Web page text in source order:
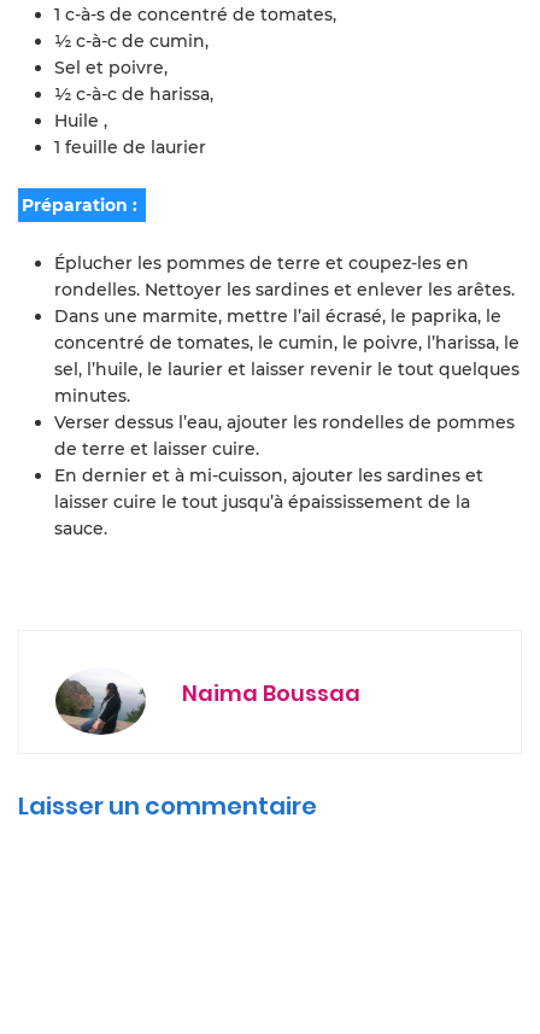
1 c-à-s de concentré de tomates,
½ c-à-c de cumin,
Sel et poivre,
½ c-à-c de harissa,
Huile ,
1 feuille de laurier
Préparation :
Éplucher les pommes de terre et coupez-les en
rondelles. Nettoyer les sardines et enlever les arêtes.
Dans une marmite, mettre l’ail écrasé, le paprika, le
concentré de tomates, le cumin, le poivre, l’harissa, le
sel, l’huile, le laurier et laisser revenir le tout quelques
minutes.
Verser dessus l’eau, ajouter les rondelles de pommes
de terre et laisser cuire.
En dernier et à mi-cuisson, ajouter les sardines et
laisser cuire le tout jusqu’à épaississement de la
sauce.
Naima Boussaa
Laisser un commentaire